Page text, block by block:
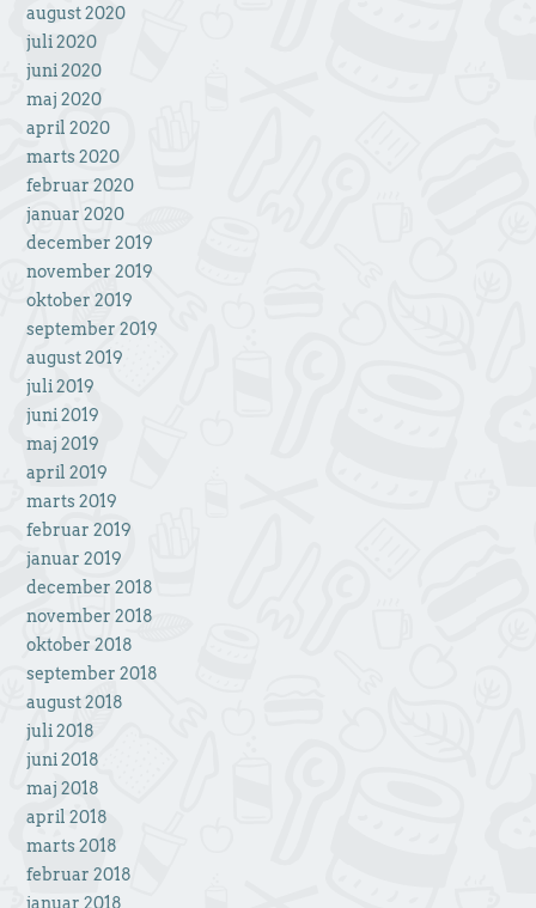
august 2020
juli 2020
juni 2020
maj 2020
april 2020
marts 2020
februar 2020
januar 2020
december 2019
november 2019
oktober 2019
september 2019
august 2019
juli 2019
juni 2019
maj 2019
april 2019
marts 2019
februar 2019
januar 2019
december 2018
november 2018
oktober 2018
september 2018
august 2018
juli 2018
juni 2018
maj 2018
april 2018
marts 2018
februar 2018
januar 2018